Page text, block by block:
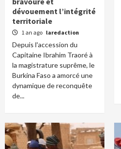
dévouement l’intégrité
territoriale
1 an ago laredaction
Depuis l'accession du
Capitaine Ibrahim Traoré à
la magistrature suprême, le
Burkina Faso a amorcé une
dynamique de reconquête
de...